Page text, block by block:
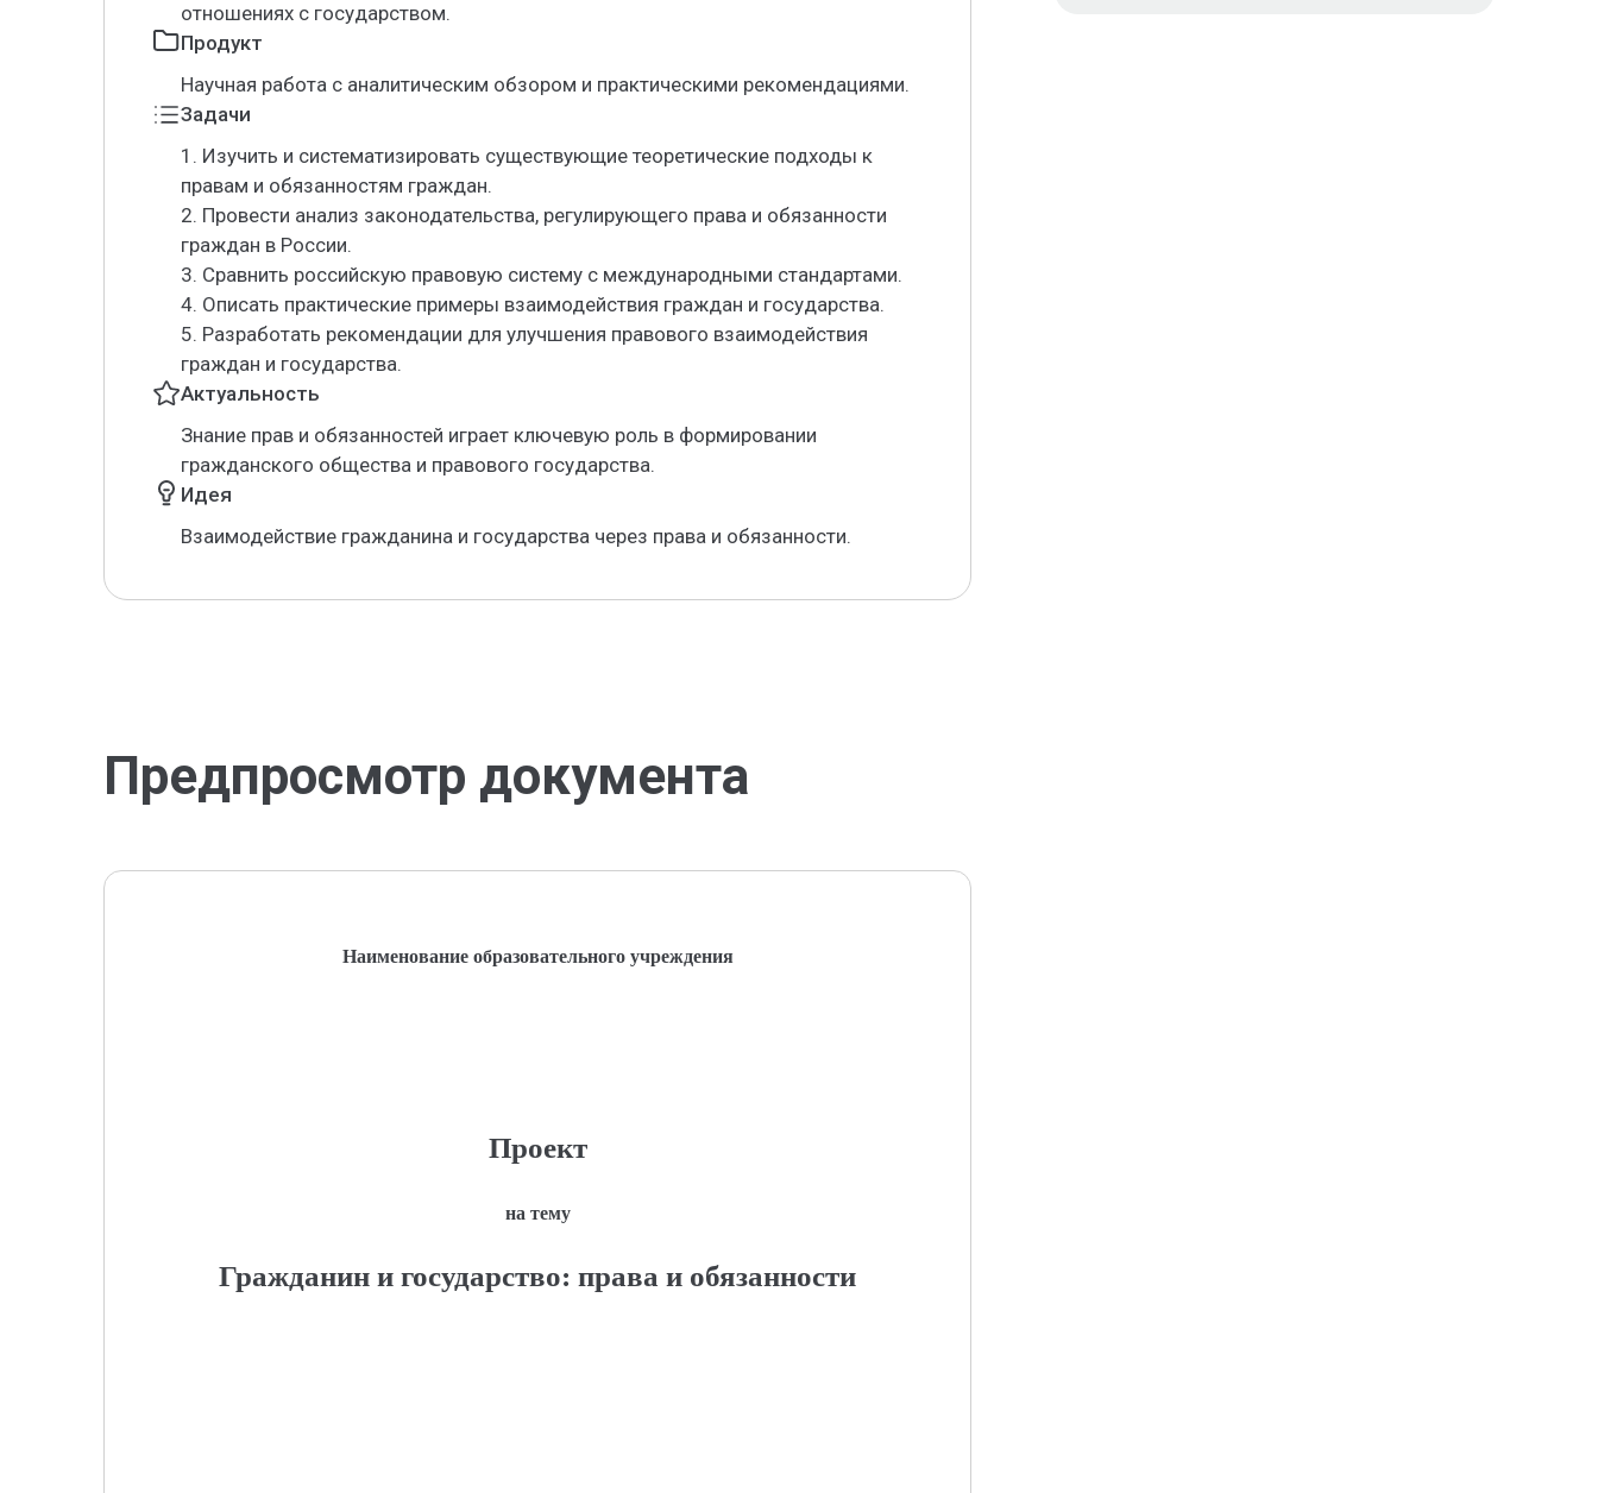
отношениях с государством.
Продукт
Научная работа с аналитическим обзором и практическими рекомендациями.
Задачи
1. Изучить и систематизировать существующие теоретические подходы к
правам и обязанностям граждан.
2. Провести анализ законодательства, регулирующего права и обязанности
граждан в России.
3. Сравнить российскую правовую систему с международными стандартами.
4. Описать практические примеры взаимодействия граждан и государства.
5. Разработать рекомендации для улучшения правового взаимодействия
граждан и государства.
Актуальность
Знание прав и обязанностей играет ключевую роль в формировании
гражданского общества и правового государства.
Идея
Взаимодействие гражданина и государства через права и обязанности.
Предпросмотр документа
Наименование образовательного учреждения
Проект
на тему
Гражданин и государство: права и обязанности